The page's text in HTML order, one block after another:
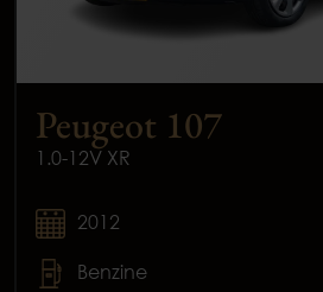
Peugeot 107
1.0-12V XR
2012
Benzine